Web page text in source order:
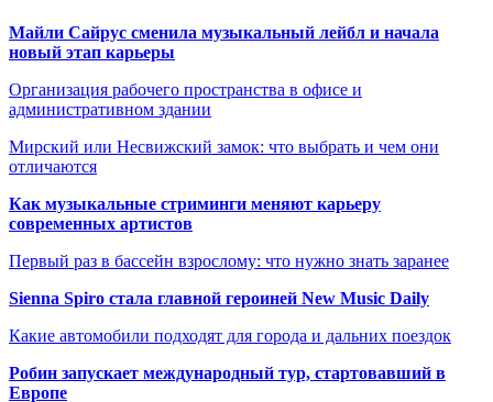
Майли Сайрус сменила музыкальный лейбл и начала
новый этап карьеры
Организация рабочего пространства в офисе и
административном здании
Мирский или Несвижский замок: что выбрать и чем они
отличаются
Как музыкальные стриминги меняют карьеру
современных артистов
Первый раз в бассейн взрослому: что нужно знать заранее
Sienna Spiro стала главной героиней New Music Daily
Какие автомобили подходят для города и дальних поездок
Робин запускает международный тур, стартовавший в
Европе